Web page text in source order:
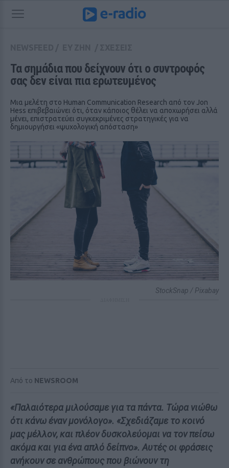
Τα σημάδια που δείχνουν ότι ο συντροφός
σας δεν είναι πια ερωτευμένος
Μια μελέτη στο Human Communication Research από τον Jon
Hess επιβεβαιώνει ότι, όταν κάποιος θέλει να αποχωρήσει αλλά
μένει, επιστρατεύει συγκεκριμένες στρατηγικές για να
δημιουργήσει «ψυχολογική απόσταση»
StockSnap / Pixabay
Από το NEWSROOM
«Παλαιότερα μιλούσαμε για τα πάντα. Τώρα νιώθω
ότι κάνω έναν μονόλογο». «Σχεδιάζαμε το κοινό
μας μέλλον, και πλέον δυσκολεύομαι να τον πείσω
ακόμα και για ένα απλό δείπνο». Αυτές οι φράσεις
ανήκουν σε ανθρώπους που βιώνουν τη